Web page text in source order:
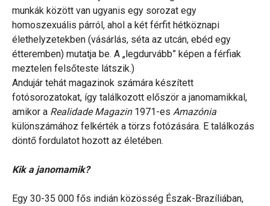
munkák között van ugyanis egy sorozat egy
homoszexuális párról, ahol a két férfit hétköznapi
élethelyzetekben (vásárlás, séta az utcán, ebéd egy
étteremben) mutatja be. A „legdurvább” képen a férfiak
meztelen felsőteste látszik.)
Andujár tehát magazinok számára készített
fotósorozatokat, így találkozott először a janomamikkal,
amikor a Realidade Magazin1971-es Amazónia
különszámához felkérték a törzs fotózására. E találkozás
döntő fordulatot hozott az életében.
Kik a janomamik?
Egy 30-35 000 fős indián közösség Észak-Brazíliában,